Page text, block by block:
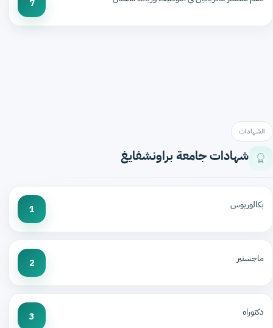
7
الشهادات
شهادات جامعة براونشفايغ
بكالوريوس 1
ماجستير 2
دكتوراه 3